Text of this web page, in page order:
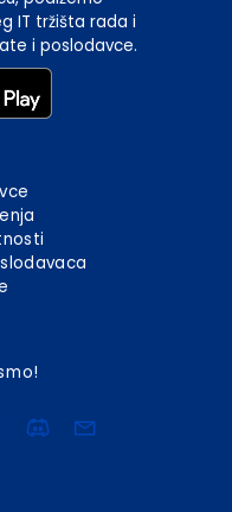
IT tržišta rada i
i poslodavce.